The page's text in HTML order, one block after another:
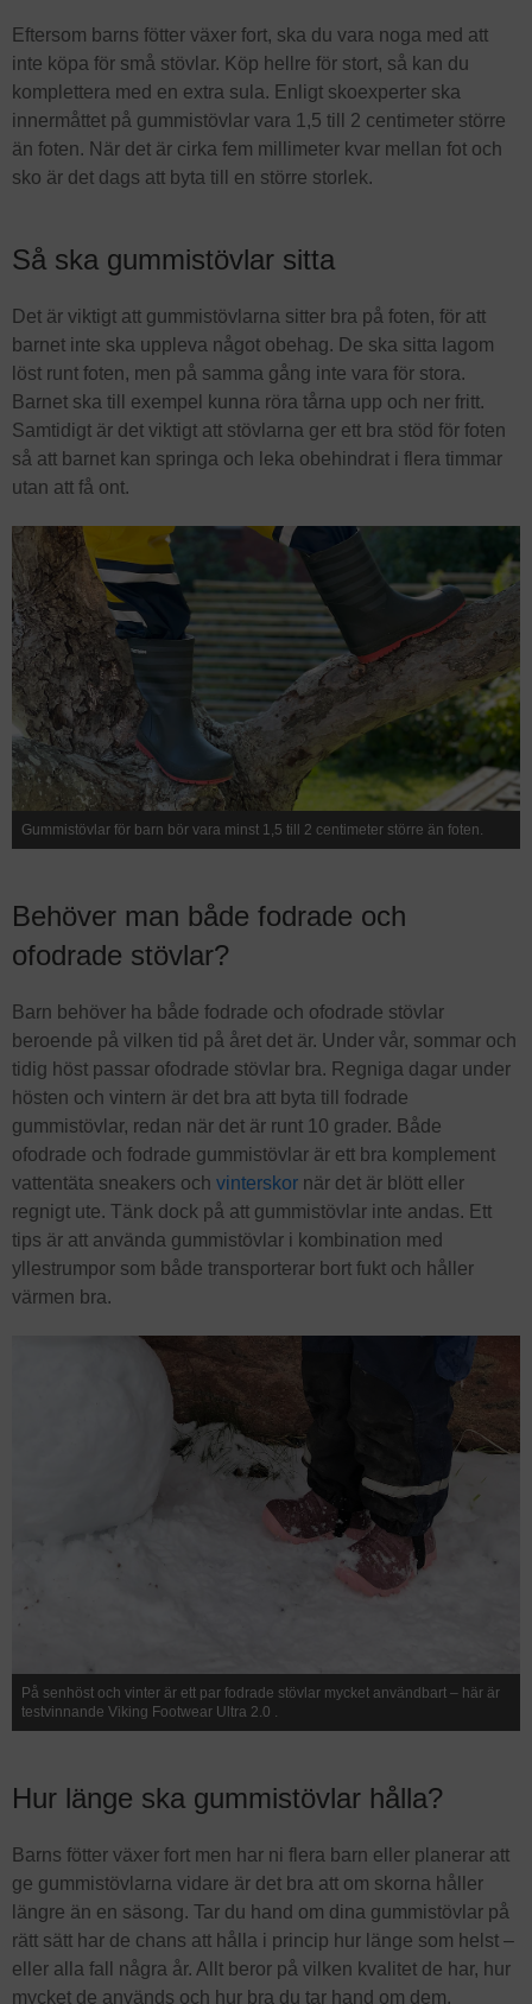
Eftersom barns fötter växer fort, ska du vara noga med att
inte köpa för små stövlar. Köp hellre för stort, så kan du
komplettera med en extra sula. Enligt skoexperter ska
innermåttet på gummistövlar vara 1,5 till 2 centimeter större
än foten. När det är cirka fem millimeter kvar mellan fot och
sko är det dags att byta till en större storlek.
Så ska gummistövlar sitta
Det är viktigt att gummistövlarna sitter bra på foten, för att
barnet inte ska uppleva något obehag. De ska sitta lagom
löst runt foten, men på samma gång inte vara för stora.
Barnet ska till exempel kunna röra tårna upp och ner fritt.
Samtidigt är det viktigt att stövlarna ger ett bra stöd för foten
så att barnet kan springa och leka obehindrat i flera timmar
utan att få ont.
Gummistövlar för barn bör vara minst 1,5 till 2 centimeter större än foten.
Behöver man både fodrade och
ofodrade stövlar?
Barn behöver ha både fodrade och ofodrade stövlar
beroende på vilken tid på året det är. Under vår, sommar och
tidig höst passar ofodrade stövlar bra. Regniga dagar under
hösten och vintern är det bra att byta till fodrade
gummistövlar, redan när det är runt 10 grader. Både
ofodrade och fodrade gummistövlar är ett bra komplement
vattentäta sneakers och vinterskor när det är blött eller
regnigt ute. Tänk dock på att gummistövlar inte andas. Ett
tips är att använda gummistövlar i kombination med
yllestrumpor som både transporterar bort fukt och håller
värmen bra.
På senhöst och vinter är ett par fodrade stövlar mycket användbart – här är
testvinnande Viking Footwear Ultra 2.0 .
Hur länge ska gummistövlar hålla?
Barns fötter växer fort men har ni flera barn eller planerar att
ge gummistövlarna vidare är det bra att om skorna håller
längre än en säsong. Tar du hand om dina gummistövlar på
rätt sätt har de chans att hålla i princip hur länge som helst –
eller alla fall några år. Allt beror på vilken kvalitet de har, hur
mycket de används och hur bra du tar hand om dem.